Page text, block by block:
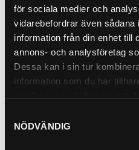
för sociala medier och
vidarebefordrar även sådana
information från din enhet till
annons- och analysföretag
Dessa kan i sin tur
information som du har
NÖDVÄNDIG
Pris exkl. 302.00